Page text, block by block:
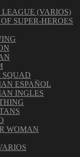
LEAGUE (VARIOS)
SUPER-HEROES
SQUAD
ESPAÑOL
INGLES
WOMAN